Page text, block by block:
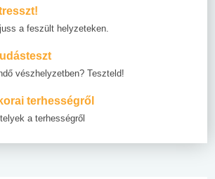
a feszült helyzeteken.
vészhelyzetben? Teszteld!
terhességről
a terhességről